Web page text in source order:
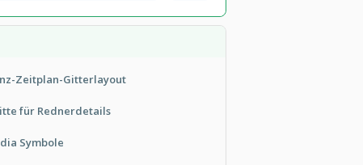
Zeitplan-Gitterlayout
für Rednerdetails
Symbole